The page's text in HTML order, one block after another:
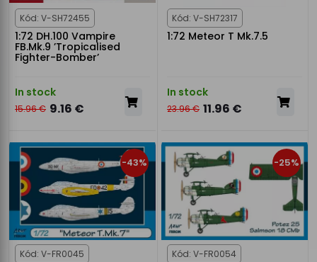
Kód: V-SH72455
1:72 DH.100 Vampire
FB.Mk.9 ’Tropicalised
Fighter-Bomber’
In stock
15.96 € 9.16 €
Kód: V-SH72317
1:72 Meteor T Mk.7.5
In stock
23.96 € 11.96 €
-43%
Kód: V-FR0045
-25%
Kód: V-FR0054